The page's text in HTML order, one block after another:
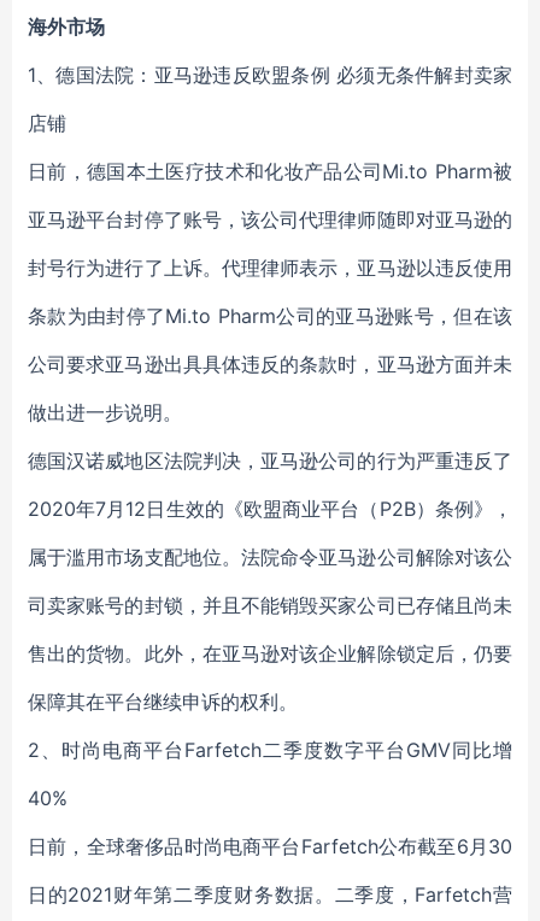
海外市场
1、德国法院：亚马逊违反欧盟条例 必须无条件解封卖家
店铺
日前，德国本土医疗技术和化妆产品公司Mi.to Pharm被
亚马逊平台封停了账号，该公司代理律师随即对亚马逊的
封号行为进行了上诉。代理律师表示，亚马逊以违反使用
条款为由封停了Mi.to Pharm公司的亚马逊账号，但在该
公司要求亚马逊出具具体违反的条款时，亚马逊方面并未
做出进一步说明。
德国汉诺威地区法院判决，亚马逊公司的行为严重违反了
2020年7月12日生效的《欧盟商业平台（P2B）条例》，
属于滥用市场支配地位。法院命令亚马逊公司解除对该公
司卖家账号的封锁，并且不能销毁买家公司已存储且尚未
售出的货物。此外，在亚马逊对该企业解除锁定后，仍要
保障其在平台继续申诉的权利。
2、时尚电商平台Farfetch二季度数字平台GMV同比增
40%
日前，全球奢侈品时尚电商平台Farfetch公布截至6月30
日的2021财年第二季度财务数据。二季度，Farfetch营